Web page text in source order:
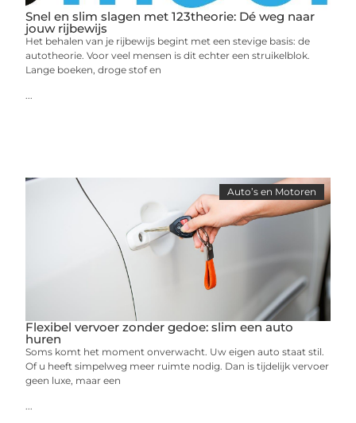
Snel en slim slagen met 123theorie: Dé weg naar
jouw rijbewijs
Het behalen van je rijbewijs begint met een stevige basis: de
autotheorie. Voor veel mensen is dit echter een struikelblok.
Lange boeken, droge stof en
Auto’s en Motoren
Flexibel vervoer zonder gedoe: slim een auto
huren
Soms komt het moment onverwacht. Uw eigen auto staat stil.
Of u heeft simpelweg meer ruimte nodig. Dan is tijdelijk vervoer
geen luxe, maar een